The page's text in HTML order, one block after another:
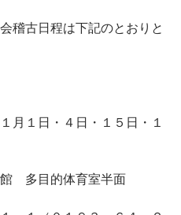
稽古日程は下記のとおりと
１日・４日・１５日・１
多目的体育室半面